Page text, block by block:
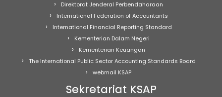
Direktorat Jenderal Perbendaharaan
International Federation of Accountants
International Financial Reporting Standard
Kementerian Dalam Negeri
Kementerian Keuangan
The International Public Sector Accounting Standards Board
webmail KSAP
Sekretariat KSAP